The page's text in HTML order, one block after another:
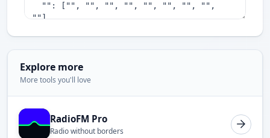
Explore more
More tools you'll love
RadioFM Pro
Radio without borders